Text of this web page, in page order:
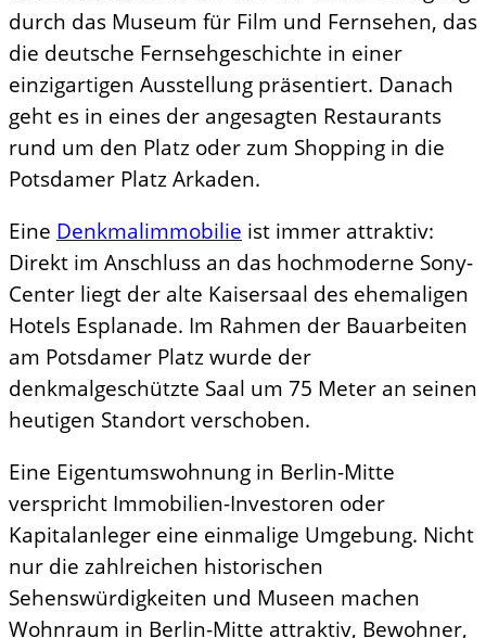
durch das Museum für Film und Fernsehen, das
die deutsche Fernsehgeschichte in einer
einzigartigen Ausstellung präsentiert. Danach
geht es in eines der angesagten Restaurants
rund um den Platz oder zum Shopping in die
Potsdamer Platz Arkaden.
Eine Denkmalimmobilie ist immer attraktiv:
Direkt im Anschluss an das hochmoderne Sony-
Center liegt der alte Kaisersaal des ehemaligen
Hotels Esplanade. Im Rahmen der Bauarbeiten
am Potsdamer Platz wurde der
denkmalgeschützte Saal um 75 Meter an seinen
heutigen Standort verschoben.
Eine Eigentumswohnung in Berlin-Mitte
verspricht Immobilien-Investoren oder
Kapitalanleger eine einmalige Umgebung. Nicht
nur die zahlreichen historischen
Sehenswürdigkeiten und Museen machen
Wohnraum in Berlin-Mitte attraktiv, Bewohner,